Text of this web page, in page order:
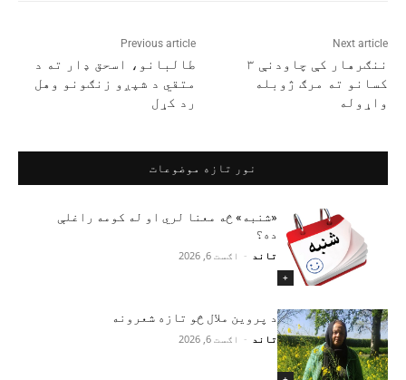
Previous article
‏طالبانو، اسحق ډار ته د
متقي د شپږو زنګونو وهل
رد کړل
Next article
ننګرهار کې چاودنې ۳
کسانو ته مرګ ژوبله
واړوله
نور تازه موضوعات
+
«شنبه» څه معنا لري او له کومه راغلې
ده؟
تاند - اګست 6, 2026
د پروین ملال څو تازه شعرونه
تاند - اګست 6, 2026